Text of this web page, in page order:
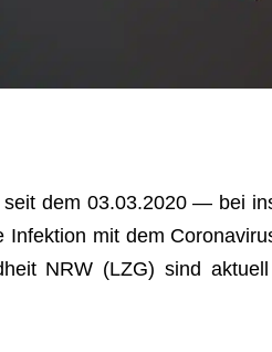
dem 03.03.2020 — bei
Infek­tion mit dem
NRW (LZG) sind